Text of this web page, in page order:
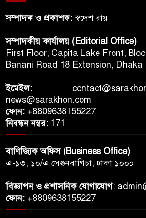
সাঘাটায়
হাসপাতালে মৃত্যু
দিল্লিতে শেখ
ছাড়া
কীভাবে?’
সম্পাদক ও প্রকাশক:স্বদেশ রায়
সম্পাদকীয় কার্যালয় (Editorial Office)
First Floor, Capita Lake Front,
Banani Road 18 Extension, Dhaka
ইমেইল:
news@sarakhon.com
ফোন: +8809638155227
নিবন্ধন নম্বর: 171
বাণিজ্যিক অফিস (Business Office)
এ-১৩, ১০/এ সেগুনবাগিচা, ঢাকা ১০০০
বিজ্ঞাপন ও প্রশাসনিক যোগাযোগ:
ফোন: +8809638155227